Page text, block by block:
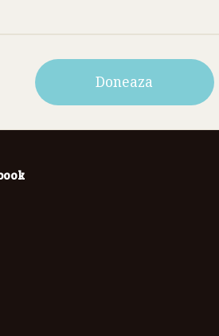
Doneaza